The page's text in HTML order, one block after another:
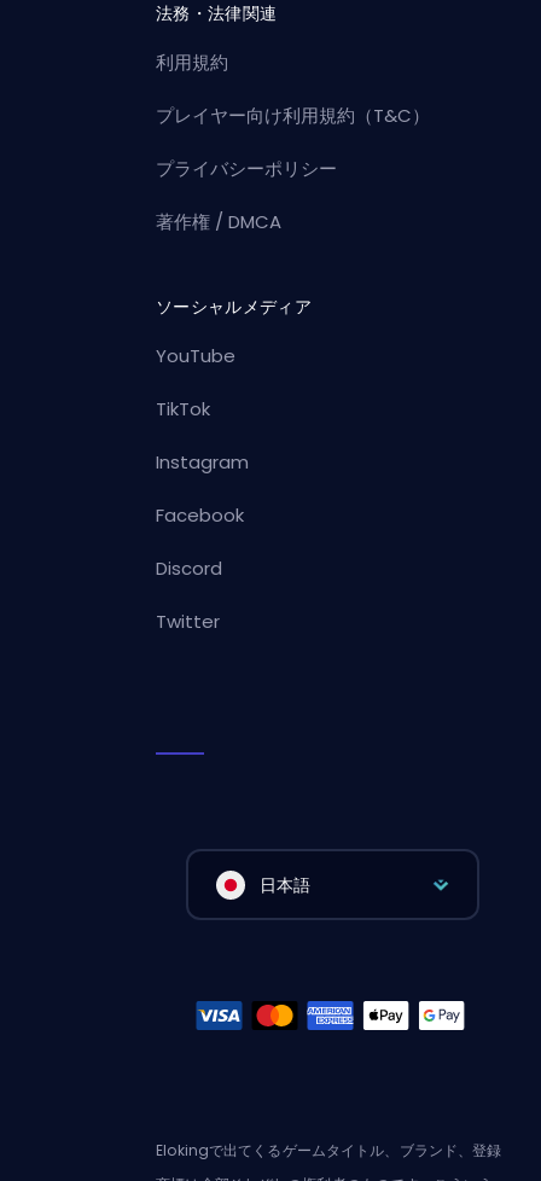
法務・法律関連
利用規約
プレイヤー向け利用規約（T&C）
プライバシーポリシー
著作権 / DMCA
ソーシャルメディア
YouTube
TikTok
Instagram
Facebook
Discord
Twitter
日本語
Elokingで出てくるゲームタイトル、ブランド、登録